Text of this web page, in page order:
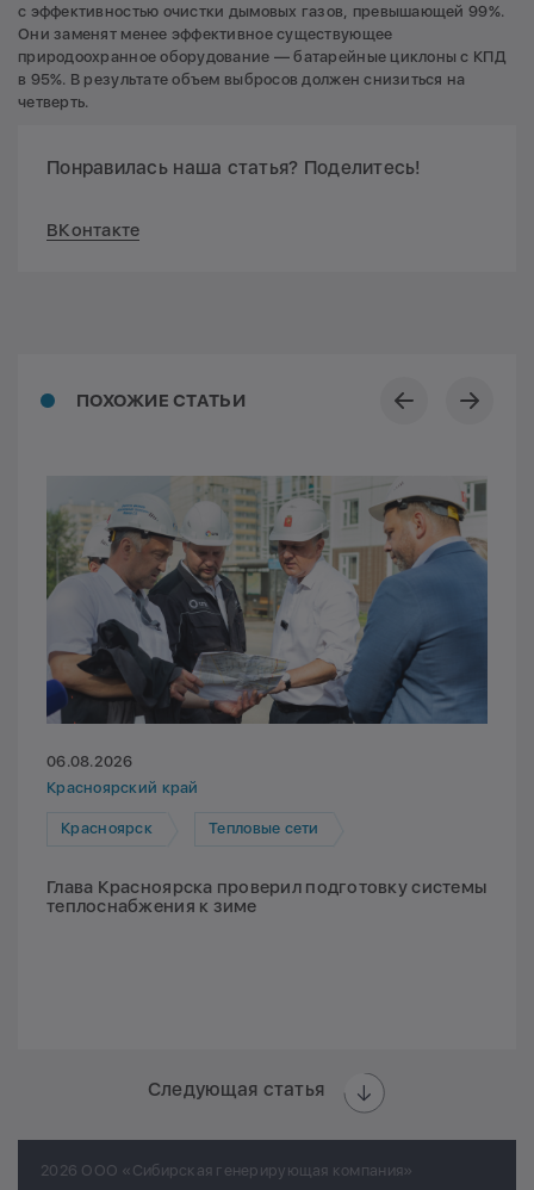
с эффективностью очистки дымовых газов, превышающей 99%.
Они заменят менее эффективное существующее
природоохранное оборудование — батарейные циклоны с КПД
в 95%. В результате объем выбросов должен снизиться на
четверть.
Понравилась наша статья? Поделитесь!
ВКонтакте
ПОХОЖИЕ СТАТЬИ
06.08.2026
Красноярский край
Красноярск Тепловые сети
Глава Красноярска проверил подготовку системы
теплоснабжения к зиме
Следующая статья
2026 ООО «Сибирская генерирующая компания»